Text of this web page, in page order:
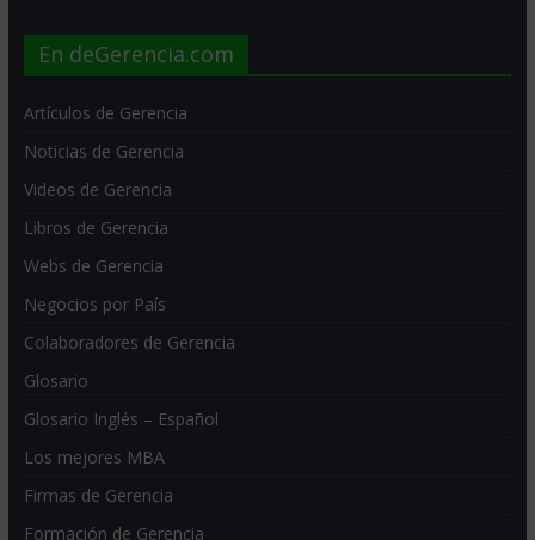
En deGerencia.com
Artículos de Gerencia
Noticias de Gerencia
Videos de Gerencia
Libros de Gerencia
Webs de Gerencia
Negocios por País
Colaboradores de Gerencia
Glosario
Glosario Inglés – Español
Los mejores MBA
Firmas de Gerencia
Formación de Gerencia